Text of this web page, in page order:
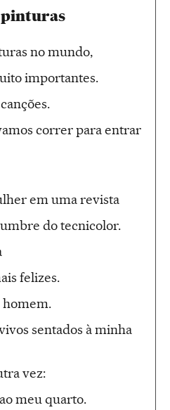
pinturas
no mundo,
importantes.
correr para entrar
em uma revista
do tecnicolor.
felizes.
homem.
sentados à minha
vez:
meu quarto.